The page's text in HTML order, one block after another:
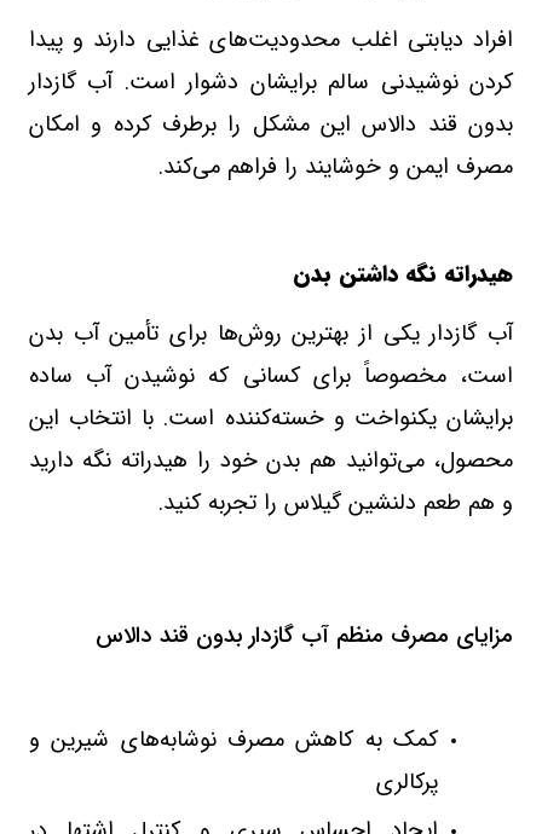
افراد دیابتی اغلب محدودیت‌های غذایی دارند و پیدا
کردن نوشیدنی سالم برایشان دشوار است. آب گازدار
بدون قند دالاس این مشکل را برطرف کرده و امکان
مصرف ایمن و خوشایند را فراهم می‌کند.
هیدراته نگه داشتن بدن
آب گازدار یکی از بهترین روش‌ها برای تأمین آب بدن
است، مخصوصاً برای کسانی که نوشیدن آب ساده
برایشان یکنواخت و خسته‌کننده است. با انتخاب این
محصول، می‌توانید هم بدن خود را هیدراته نگه دارید
و هم طعم دلنشین گیلاس را تجربه کنید.
مزایای مصرف منظم آب گازدار بدون قند دالاس
کمک به کاهش مصرف نوشابه‌های شیرین و
پرکالری